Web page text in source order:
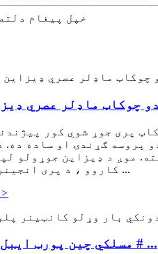
خپل پیغام
پروسه ګړندۍ او ساده ده.
ته اړتیا نشته. موږ د ډیزاین
کاروو ، د پری انجینر شوي فولادو چوکاټ ...
>
مسلکي چین پورټ ایبل کانټینر کور او # ...